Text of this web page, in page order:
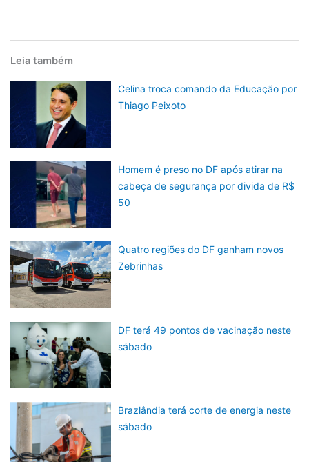
Leia também
Celina troca comando da Educação por
Thiago Peixoto
Homem é preso no DF após atirar na
cabeça de segurança por divida de R$
50
Quatro regiões do DF ganham novos
Zebrinhas
DF terá 49 pontos de vacinação neste
sábado
Brazlândia terá corte de energia neste
sábado